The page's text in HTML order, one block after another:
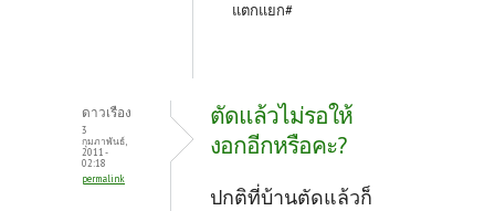
แตกแยก#
ดาวเรือง
3
กุมภาพันธ์,
2011 -
02:18
permalink
ตัดแล้วไม่รอให้
งอกอีกหรือคะ?
ปกติที่บ้านตัดแล้วก็